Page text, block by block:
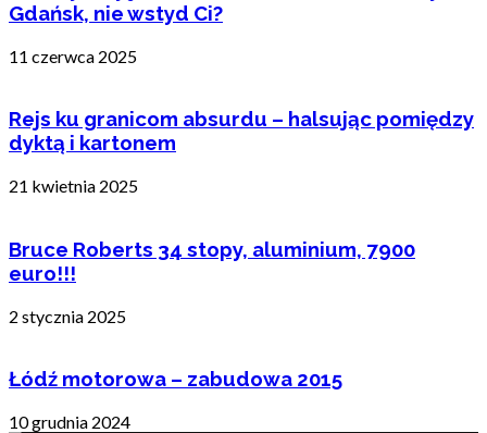
Gdańsk, nie wstyd Ci?
11 czerwca 2025
Rejs ku granicom absurdu – halsując pomiędzy
dyktą i kartonem
21 kwietnia 2025
Bruce Roberts 34 stopy, aluminium, 7900
euro!!!
2 stycznia 2025
Łódź motorowa – zabudowa 2015
10 grudnia 2024